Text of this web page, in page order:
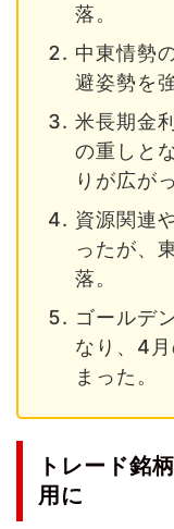
落。
中東情勢
避姿勢を
米長期金
の重しと
りが広が
資源関連
ったが、
落。
ゴールデ
なり、4
まった。
トレード銘
用に